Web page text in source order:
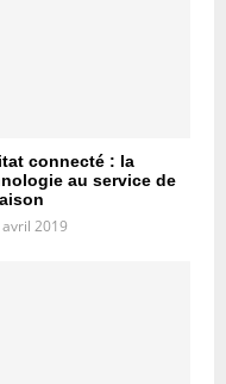
connecté : la
au service de
2019